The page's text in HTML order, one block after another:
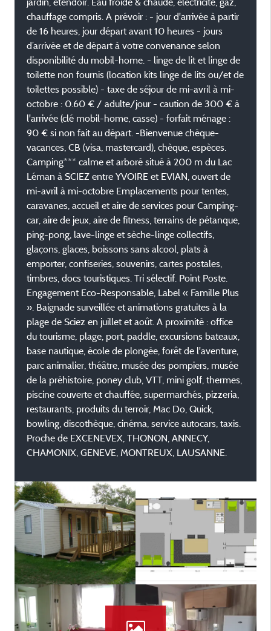
chauffage compris. A prévoir : - jour d'arrivée à partir
de 16 heures, jour départ avant 10 heures - jours
d’arrivée et de départ à votre convenance selon
disponibilité du mobil-home. - linge de lit et linge de
toilette non fournis (location kits linge de lits ou/et de
toilettes possible) - taxe de séjour de mi-avril à mi-
octobre : 0.60 € / adulte/jour - caution de 300 € à
l'arrivée (clé mobil-home, casse) - forfait ménage :
90 € si non fait au départ. -Bienvenue chèque-
vacances, CB (visa, mastercard), chèque, espèces.
Camping*** calme et arboré situé à 200 m du Lac
Léman à SCIEZ entre YVOIRE et EVIAN, ouvert de
mi-avril à mi-octobre Emplacements pour tentes,
caravanes, accueil et aire de services pour Camping-
car, aire de jeux, aire de fitness, terrains de pétanque,
ping-pong, lave-linge et sèche-linge collectifs,
glaçons, glaces, boissons sans alcool, plats à
emporter, confiseries, souvenirs, cartes postales,
timbres, docs touristiques. Tri sélectif. Point Poste.
Engagement Eco-Responsable, Label « Famille Plus
». Baignade surveillée et animations gratuites à la
plage de Sciez en juillet et août. A proximité : office
du tourisme, plage, port, paddle, excursions bateaux,
base nautique, école de plongée, forêt de l'aventure,
parc animalier, théâtre, musée des pompiers, musée
de la préhistoire, poney club, VTT, mini golf, thermes,
piscine couverte et chauffée, supermarchés, pizzeria,
restaurants, produits du terroir, Mac Do, Quick,
bowling, discothèque, cinéma, service autocars, taxis.
Proche de EXCENEVEX, THONON, ANNECY,
CHAMONIX, GENEVE, MONTREUX, LAUSANNE.